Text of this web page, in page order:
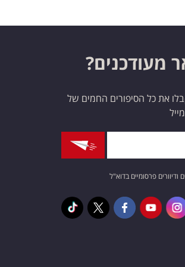
מעודכנים?
את כל הסיפורים החמים של
פרסומיים בדוא"ל